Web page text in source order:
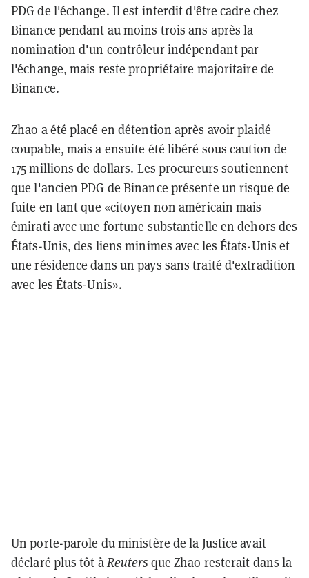
PDG de l'échange. Il est interdit d'être cadre chez
Binance pendant au moins trois ans après la
nomination d'un contrôleur indépendant par
l'échange, mais reste propriétaire majoritaire de
Binance.
Zhao a été placé en détention après avoir plaidé
coupable, mais a ensuite été libéré sous caution de
175 millions de dollars. Les procureurs soutiennent
que l'ancien PDG de Binance présente un risque de
fuite en tant que «citoyen non américain mais
émirati avec une fortune substantielle en dehors des
États-Unis, des liens minimes avec les États-Unis et
une résidence dans un pays sans traité d'extradition
avec les États-Unis».
Un porte-parole du ministère de la Justice avait
déclaré plus tôt àReuters que Zhao resterait dans la